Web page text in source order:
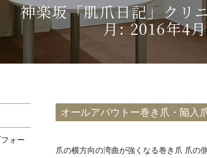
神楽坂「肌爪日記」クリ
月:2016年4月
オールアバウトー巻き爪・陥入
爪の横方向の湾曲が強くなる巻き爪 爪の
ォー